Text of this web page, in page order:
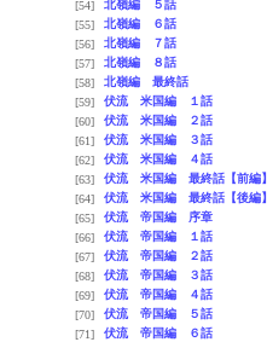
[54]
北嶺編 ５話
[55]
北嶺編 ６話
[56]
北嶺編 ７話
[57]
北嶺編 ８話
[58]
北嶺編 最終話
[59]
伏流 米国編 １話
[60]
伏流 米国編 ２話
[61]
伏流 米国編 ３話
[62]
伏流 米国編 ４話
[63]
伏流 米国編 最終話【前編】
[64]
伏流 米国編 最終話【後編】
[65]
伏流 帝国編 序章
[66]
伏流 帝国編 １話
[67]
伏流 帝国編 ２話
[68]
伏流 帝国編 ３話
[69]
伏流 帝国編 ４話
[70]
伏流 帝国編 ５話
[71]
伏流 帝国編 ６話